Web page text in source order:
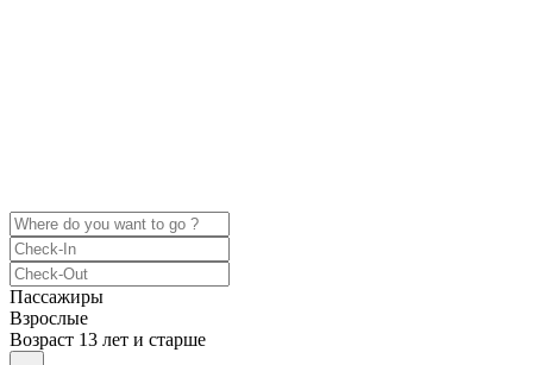
Пассажиры
Взрослые
Возраст 13 лет и старше